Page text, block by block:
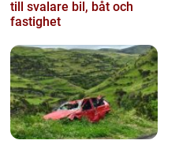
till svalare bil, båt och
fastighet